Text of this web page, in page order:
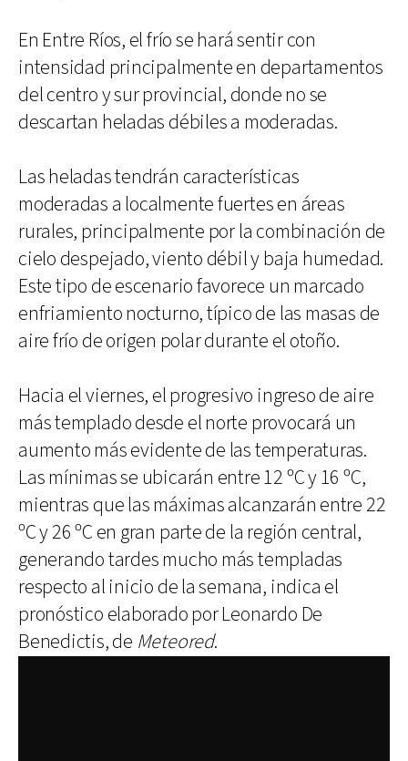
En Entre Ríos, el frío se hará sentir con
intensidad principalmente en departamentos
del centro y sur provincial, donde no se
descartan heladas débiles a moderadas.
Las heladas tendrán características
moderadas a localmente fuertes en áreas
rurales, principalmente por la combinación de
cielo despejado, viento débil y baja humedad.
Este tipo de escenario favorece un marcado
enfriamiento nocturno, típico de las masas de
aire frío de origen polar durante el otoño.
Hacia el viernes, el progresivo ingreso de aire
más templado desde el norte provocará un
aumento más evidente de las temperaturas.
Las mínimas se ubicarán entre 12 ºC y 16 ºC,
mientras que las máximas alcanzarán entre 22
ºC y 26 ºC en gran parte de la región central,
generando tardes mucho más templadas
respecto al inicio de la semana, indica el
pronóstico elaborado por Leonardo De
Benedictis, de Meteored.